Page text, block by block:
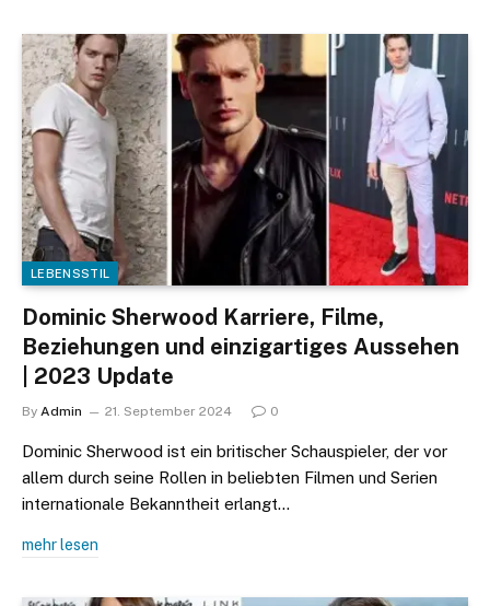
LEBENSSTIL
Dominic Sherwood Karriere, Filme,
Beziehungen und einzigartiges Aussehen
| 2023 Update
By Admin 21. September 2024 0
Dominic Sherwood ist ein britischer Schauspieler, der vor
allem durch seine Rollen in beliebten Filmen und Serien
internationale Bekanntheit erlangt…
mehr lesen